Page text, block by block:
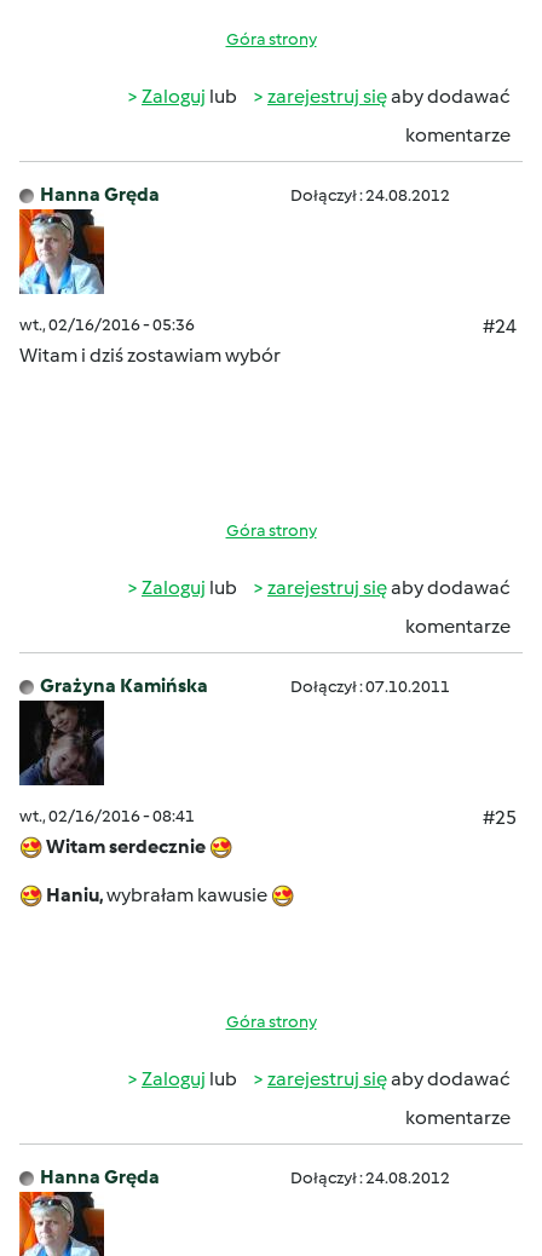
Góra strony
Zaloguj lub zarejestruj sięaby dodawać
komentarze
Hanna Gręda Dołączył : 24.08.2012
wt., 02/16/2016 - 05:36
#24
Witam i dziś zostawiam wybór
Góra strony
Zaloguj lub zarejestruj sięaby dodawać
komentarze
Grażyna Kamińska Dołączył : 07.10.2011
wt., 02/16/2016 - 08:41
#25
Witam serdecznie
Haniu,wybrałam kawusie
Góra strony
Zaloguj lub zarejestruj sięaby dodawać
komentarze
Hanna Gręda Dołączył : 24.08.2012